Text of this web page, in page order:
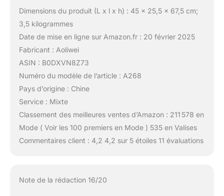
Dimensions du produit (L x l x h) : 45 x 25,5 x 67,5 cm;
3,5 kilogrammes
Date de mise en ligne sur Amazon.fr : 20 février 2025
Fabricant : Aoliwei
ASIN : B0DXVN8Z73
Numéro du modèle de l’article : A268
Pays d’origine : Chine
Service : Mixte
Classement des meilleures ventes d’Amazon : 211 578 en
Mode ( Voir les 100 premiers en Mode ) 535 en Valises
Commentaires client : 4,2 4,2 sur 5 étoiles 11 évaluations
Note de la rédaction 16/20